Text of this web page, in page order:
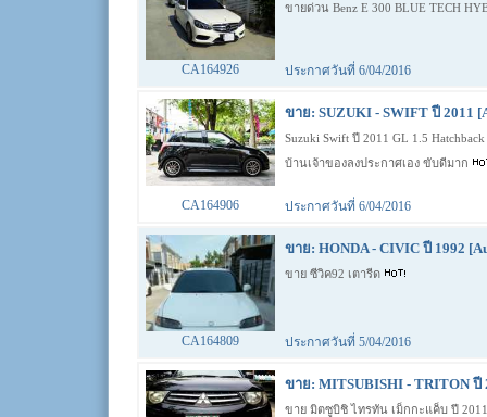
ขายด่วน Benz E 300 BLUE TECH
CA164926 ประกาศวันที่ 6/04/2016
ขาย: SUZUKI - SWIFT ปี 2011
Suzuki Swift ปี 2011 GL 1.5
บ้านเจ้าของลงประกาศเอง ขับดีมาก
CA164906 ประกาศวันที่ 6/04/2016
ขาย: HONDA - CIVIC ปี 1992
ขาย ซีวิค92 เตารีด
CA164809 ประกาศวันที่ 5/04/2016
ขาย: MITSUBISHI - TRITON ปี
ขาย มิตซูบิชิ ไทรทัน เม็กกะแค็บ ปี